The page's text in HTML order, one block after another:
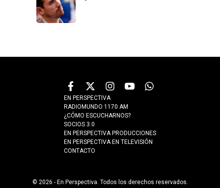
EN PERSPECTIVA
RADIOMUNDO 1170 AM
¿CÓMO ESCUCHARNOS?
SOCIOS 3.0
EN PERSPECTIVA PRODUCCIONES
EN PERSPECTIVA EN TELEVISIÓN
CONTACTO
© 2026 - En Perspectiva. Todos los derechos reservados.